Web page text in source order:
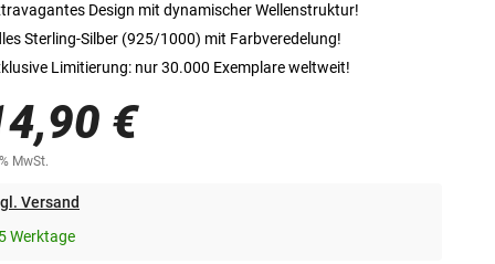
Design mit dynamischer Wellenstruktur!
Sterling-Silber (925/1000) mit Farbveredelung!
Limitierung: nur 30.000 Exemplare weltweit!
€
MwSt.
Versand
Werktage